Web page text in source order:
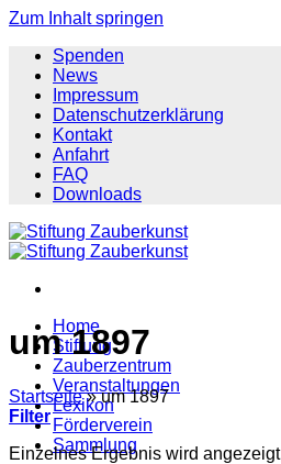
Zum Inhalt springen
Spenden
News
Impressum
Datenschutzerklärung
Kontakt
Anfahrt
FAQ
Downloads
Home
Stiftung
Zauberzentrum
Veranstaltungen
Lexikon
Förderverein
Sammlung
um 1897
Startseite » um 1897
Filter
Einzelnes Ergebnis wird angezeigt